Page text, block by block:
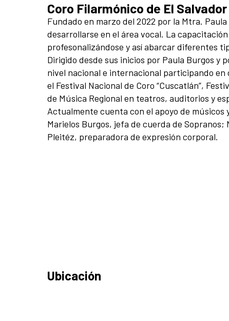
Coro Filarmónico de El Salvador
Fundado en marzo del 2022 por la Mtra.
desarrollarse en el área vocal. La
profesonalizándose y así abarcar diferentes
Dirigido desde sus inicios por Paula Burgos y
nivel nacional e internacional participando
el Festival Nacional de Coro “Cuscatlán”,
de Música Regional en teatros, auditorios y
Actualmente cuenta con el apoyo de
Marielos Burgos, jefa de cuerda de
Pleitéz, preparadora de expresión corporal.
Ubicación